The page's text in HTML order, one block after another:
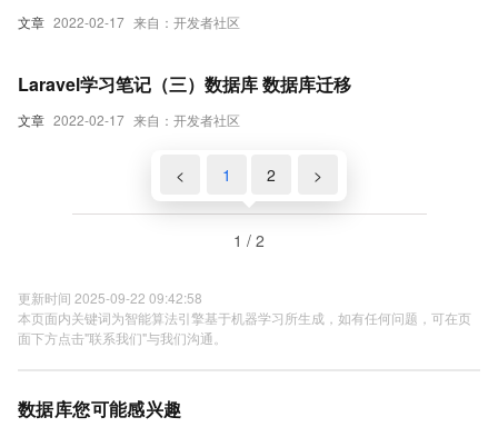
文章 2022-02-17 来自：开发者社区
文章 2022-02-17 来自：开发者社区
Laravel学习笔记（三）数据库 数据库迁移
< 1 2 >
1 / 2
更新时间 2025-09-22 09:42:58
本页面内关键词为智能算法引擎基于机器学习所生成，如有任何问题，可在页
面下方点击"联系我们"与我们沟通。
数据库您可能感兴趣